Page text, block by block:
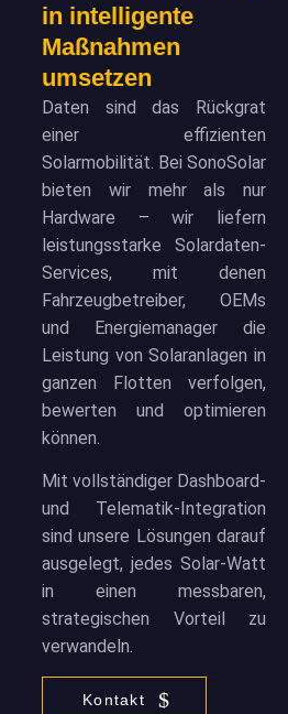
in intelligente
Maßnahmen
umsetzen
Daten sind das Rückgrat
einer effizienten
Solarmobilität. Bei SonoSolar
bieten wir mehr als nur
Hardware – wir liefern
leistungsstarke Solardaten-
Services, mit denen
Fahrzeugbetreiber, OEMs
und Energiemanager die
Leistung von Solaranlagen in
ganzen Flotten verfolgen,
bewerten und optimieren
können.
Mit vollständiger Dashboard-
und Telematik-Integration
sind unsere Lösungen darauf
ausgelegt, jedes Solar-Watt
in einen messbaren,
strategischen Vorteil zu
verwandeln.
Kontakt